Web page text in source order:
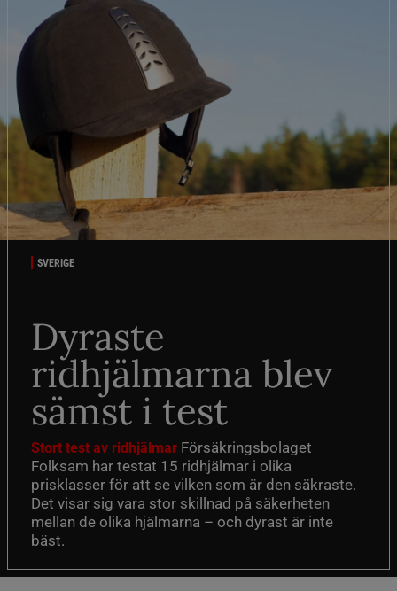
SVERIGE
Dyraste
ridhjälmarna blev
sämst i test
Stort test av ridhjälmar Försäkringsbolaget
Folksam har testat 15 ridhjälmar i olika
prisklasser för att se vilken som är den säkraste.
Det visar sig vara stor skillnad på säkerheten
mellan de olika hjälmarna – och dyrast är inte
bäst.